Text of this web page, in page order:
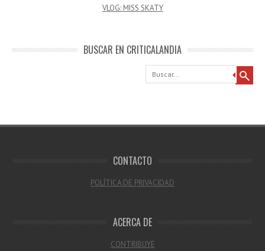
VLOG: MISS SKATY
BUSCAR EN CRITICALANDIA
Buscar
CONTACTO
POLÍTICA DE PRIVACIDAD
ACERCA DE
CONTRIBUYE